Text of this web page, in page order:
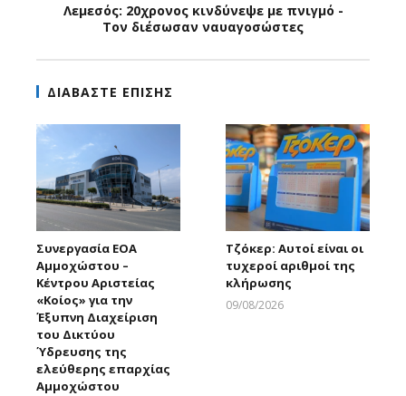
Λεμεσός: 20χρονος κινδύνεψε με πνιγμό -
Τον διέσωσαν ναυαγοσώστες
ΔΙΑΒΑΣΤΕ ΕΠΙΣΗΣ
Συνεργασία ΕΟΑ
Αμμοχώστου –
Κέντρου Αριστείας
«Κοίος» για την
Έξυπνη Διαχείριση
του Δικτύου
Ύδρευσης της
ελεύθερης επαρχίας
Αμμοχώστου
Τζόκερ: Αυτοί είναι οι
τυχεροί αριθμοί της
κλήρωσης
09/08/2026